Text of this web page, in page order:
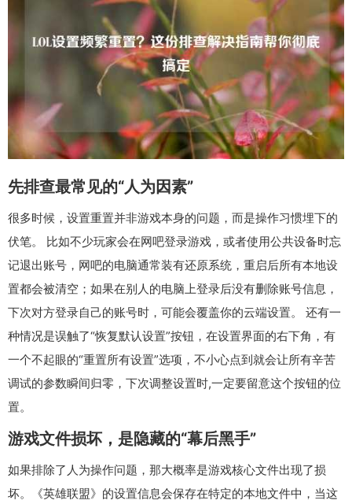
先排查最常见的“人为因素”
很多时候，设置重置并非游戏本身的问题，而是操作习惯埋下的
伏笔。 比如不少玩家会在网吧登录游戏，或者使用公共设备时忘
记退出账号，网吧的电脑通常装有还原系统，重启后所有本地设
置都会被清空；如果在别人的电脑上登录后没有删除账号信息，
下次对方登录自己的账号时，可能会覆盖你的云端设置。 还有一
种情况是误触了“恢复默认设置”按钮，在设置界面的右下角，有
一个不起眼的“重置所有设置”选项，不小心点到就会让所有辛苦
调试的参数瞬间归零，下次调整设置时,一定要留意这个按钮的位
置。
游戏文件损坏，是隐藏的“幕后黑手”
如果排除了人为操作问题，那大概率是游戏核心文件出现了损
坏。《英雄联盟》的设置信息会保存在特定的本地文件中，当这